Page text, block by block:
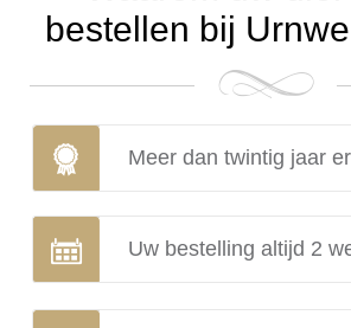
bestellen bij
Meer dan twintig jaar
Uw bestelling altijd 2